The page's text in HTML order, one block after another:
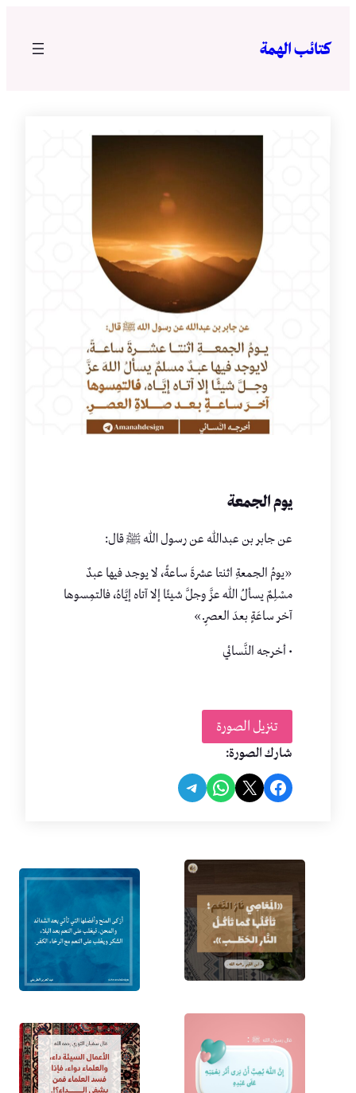
المحتوى
كتائب الهمة
يوم الجمعة
عن جابر بن عبدالله عن رسول الله ﷺ قال:
«يومُ الجمعةِ اثنتا عشرةَ ساعةً، لا يوجد فيها عبدٌ
مسْلِمٌ يسألُ اللهَ عزَّ وجلَّ شيئًا إلا آتاه إيَّـاهُ، فالتمِسوها
آخر ساعَةٍ بعدَ العصرِ.»
• أخرجه النَّسائي
تنزيل الصورة
شارك الصورة:
Share on Facebook
Share on X
Share on WhatsApp
Share on Telegram